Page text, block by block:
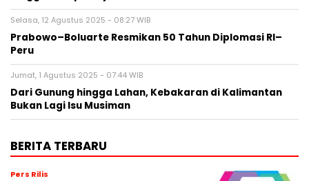
Selasa, 12 Agustus 2025 - 08:27 WIB
Prabowo–Boluarte Resmikan 50 Tahun Diplomasi RI–
Peru
Jumat, 1 Agustus 2025 - 07:44 WIB
Dari Gunung hingga Lahan, Kebakaran di Kalimantan
Bukan Lagi Isu Musiman
BERITA TERBARU
Pers Rilis